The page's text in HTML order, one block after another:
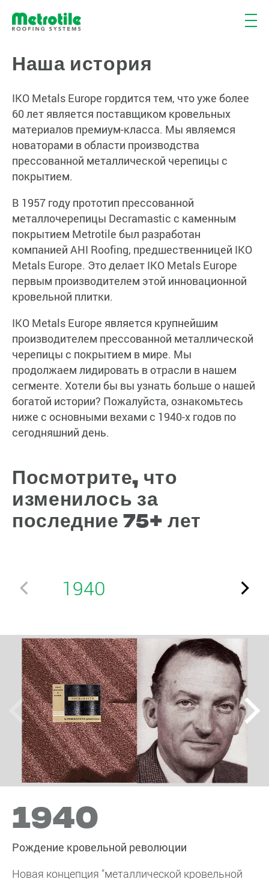
Наша история
IKO Metals Europe гордится тем, что уже более
60 лет является поставщиком кровельных
материалов премиум-класса. Мы являемся
новаторами в области производства
прессованной металлической черепицы с
покрытием.
В 1957 году прототип прессованной
металлочерепицы Decramastic с каменным
покрытием Metrotile был разработан
компанией AHI Roofing, предшественницей IKO
Metals Europe. Это делает IKO Metals Europe
первым производителем этой инновационной
кровельной плитки.
IKO Metals Europe является крупнейшим
производителем прессованной металлической
черепицы с покрытием в мире. Мы
продолжаем лидировать в отрасли в нашем
сегменте. Хотели бы вы узнать больше о нашей
богатой истории? Пожалуйста, ознакомьтесь
ниже с основными вехами с 1940-х годов по
сегодняшний день.
Посмотрите, что
изменилось за
последние 75+ лет
1940
1957
1940
Рождение кровельной революции
Новая концепция "металлической кровельной